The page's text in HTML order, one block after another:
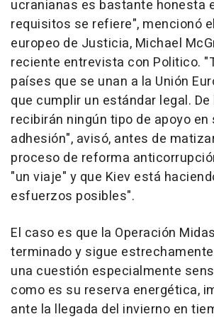
ucranianas es bastante honesta
requisitos se refiere", mencionó
europeo de Justicia, Michael
reciente entrevista con Politico.
países que se unan a la Unión
que cumplir un estándar legal.
recibirán ningún tipo de apoyo en
adhesión", avisó, antes de
proceso de reforma
"un viaje" y que Kiev está
esfuerzos posibles".
El caso es que la Operación
terminado y sigue
una cuestión especialmente
como es su reserva energética,
ante la llegada del invierno en